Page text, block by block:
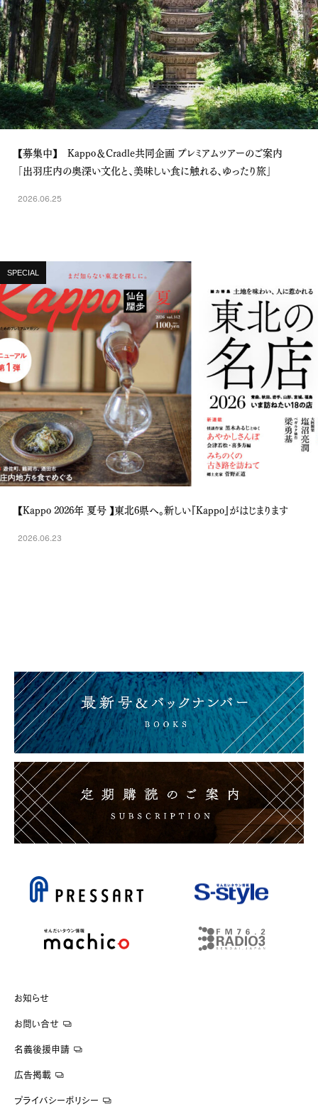
【募集中】 Kappo＆Cradle共同企画 プレミアムツアーのご案内
「出羽庄内の奥深い文化と、美味しい食に触れる、ゆったり旅」
2026.06.25
SPECIAL
【Kappo 2026年 夏号 】東北6県へ。新しい『Kappo』がはじまります
2026.06.23
お知らせ
お問い合せ
名義後援申請
広告掲載
プライバシーポリシー